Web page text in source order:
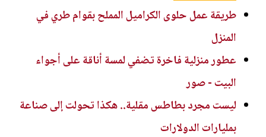
طريقة عمل حلوى الكراميل المملح بقوام طري في
المنزل
عطور منزلية فاخرة تضفي لمسة أناقة على أجواء
البيت - صور
ليست مجرد بطاطس مقلية.. هكذا تحولت إلى صناعة
بمليارات الدولارات